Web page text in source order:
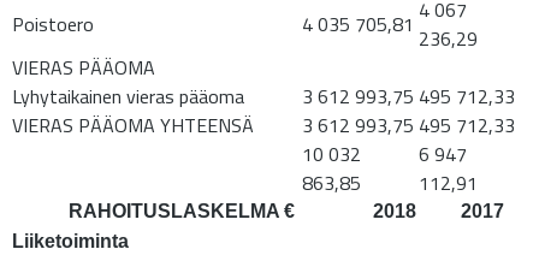
Poistoero
4 035 705,81 4 067
236,29
VIERAS PÄÄOMA
Lyhytaikainen vieras pääoma
3 612 993,75 495 712,33
VIERAS PÄÄOMA YHTEENSÄ
3 612 993,75 495 712,33
10 032
863,85
6 947
112,91
RAHOITUSLASKELMA € 2018
2017
Liiketoiminta